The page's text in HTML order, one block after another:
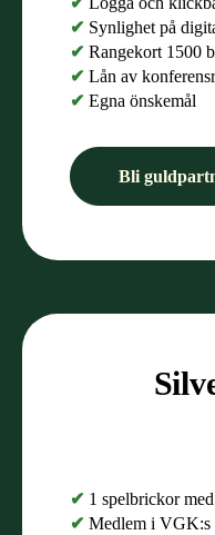
✔ Synlighet på
✔ Rangekort 1500
✔ Lån av
✔ Egna önskemål
Bli
✔ 1 spelbrickor
✔ Medlem i VGK:s